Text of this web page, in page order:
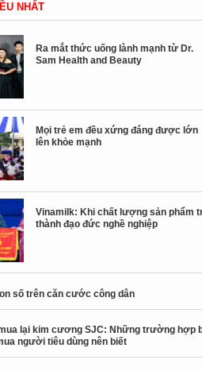
NHẤT
Ra mắt thức uống lành mạnh từ Dr.
Sam Health and Beauty
Mọi trẻ em đều xứng đáng được lớn
lên khỏe mạnh
Vinamilk: Khi chất lượng sản phẩm
thành đạo đức nghề nghiệp
số trên căn cước công dân
lại kim cương SJC: Những trường hợp
người tiêu dùng nên biết